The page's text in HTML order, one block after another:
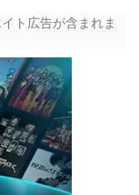
ト広告が含まれま